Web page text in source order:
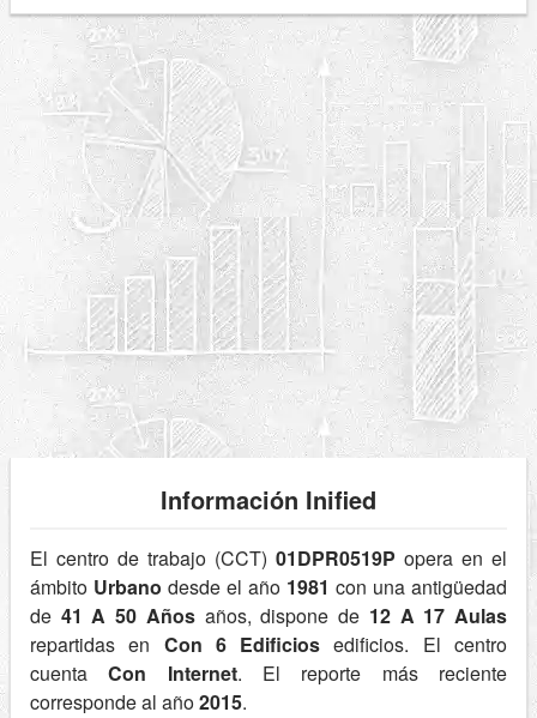
Información Inified
El centro de trabajo (CCT) 01DPR0519P opera en el
ámbito Urbano desde el año 1981 con una antigüedad
de 41 A 50 Añosaños, dispone de 12 A 17 Aulas
repartidas en Con 6 Edificios edificios. El centro
cuentaCon Internet. El reporte más reciente
corresponde al año2015.